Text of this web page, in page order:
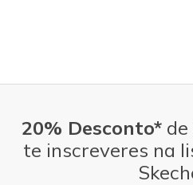
20% Desconto*de
te inscreveres na